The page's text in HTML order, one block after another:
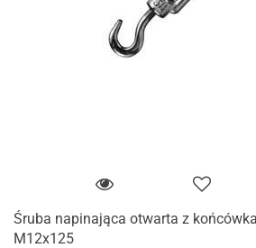
Śruba napinająca otwarta z
M12x125